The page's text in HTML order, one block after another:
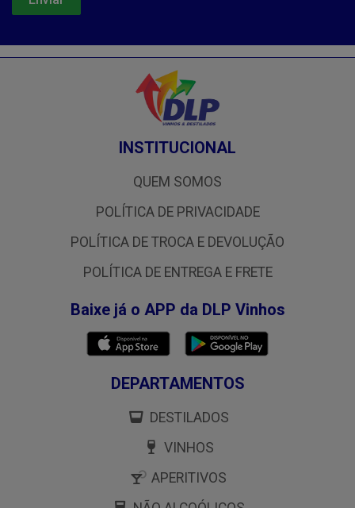
INSTITUCIONAL
QUEM SOMOS
POLÍTICA DE PRIVACIDADE
POLÍTICA DE TROCA E DEVOLUÇÃO
POLÍTICA DE ENTREGA E FRETE
Baixe já o APP da DLP Vinhos
DEPARTAMENTOS
DESTILADOS
VINHOS
APERITIVOS